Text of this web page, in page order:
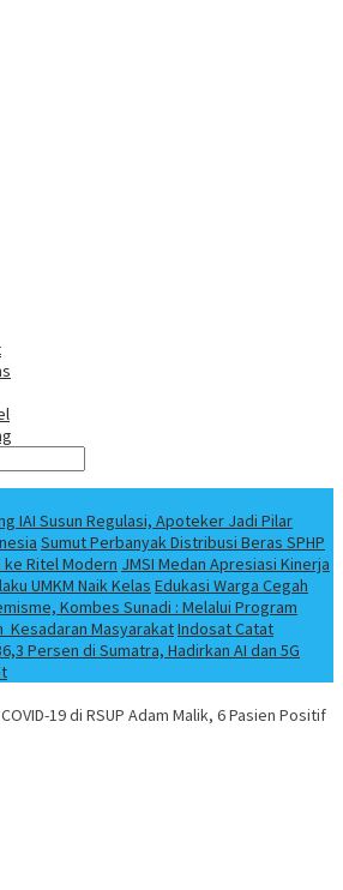
IAI Susun Regulasi, Apoteker Jadi Pilar
Sumut Perbanyak Distribusi Beras SPHP
ke Ritel Modern JMSI Medan Apresiasi Kinerja
UMKM Naik Kelas Edukasi Warga Cegah
Kombes Sunadi : Melalui Program
Kesadaran MasyarakatIndosat Catat
Persen di Sumatra, Hadirkan AI dan 5G
19 di RSUP Adam Malik, 6 Pasien Positif